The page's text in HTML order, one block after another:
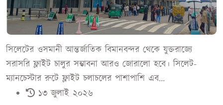
সিলেটের ওসমানী আন্তর্জাতিক বিমানবন্দর থেকে যুক্তরাজ্যে
সরাসরি ফ্লাইট চালুর সম্ভাবনা আরও জোরালো হবে। সিলেট-
ম্যানচেস্টার রুটে ফ্লাইট চলাচলের পাশাপাশি এব...
১৩ জুলাই ২০২৬